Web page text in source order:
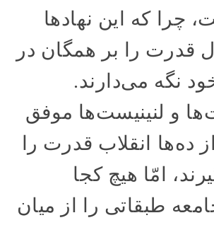
چرا که این نهادها
قدرت را بر همگان در
نگه می‌دارند.
و لنینیست‌ها موفق
ده‌ها انقلاب قدرت را
امّا هیچ کجا
طبقاتی را از میان